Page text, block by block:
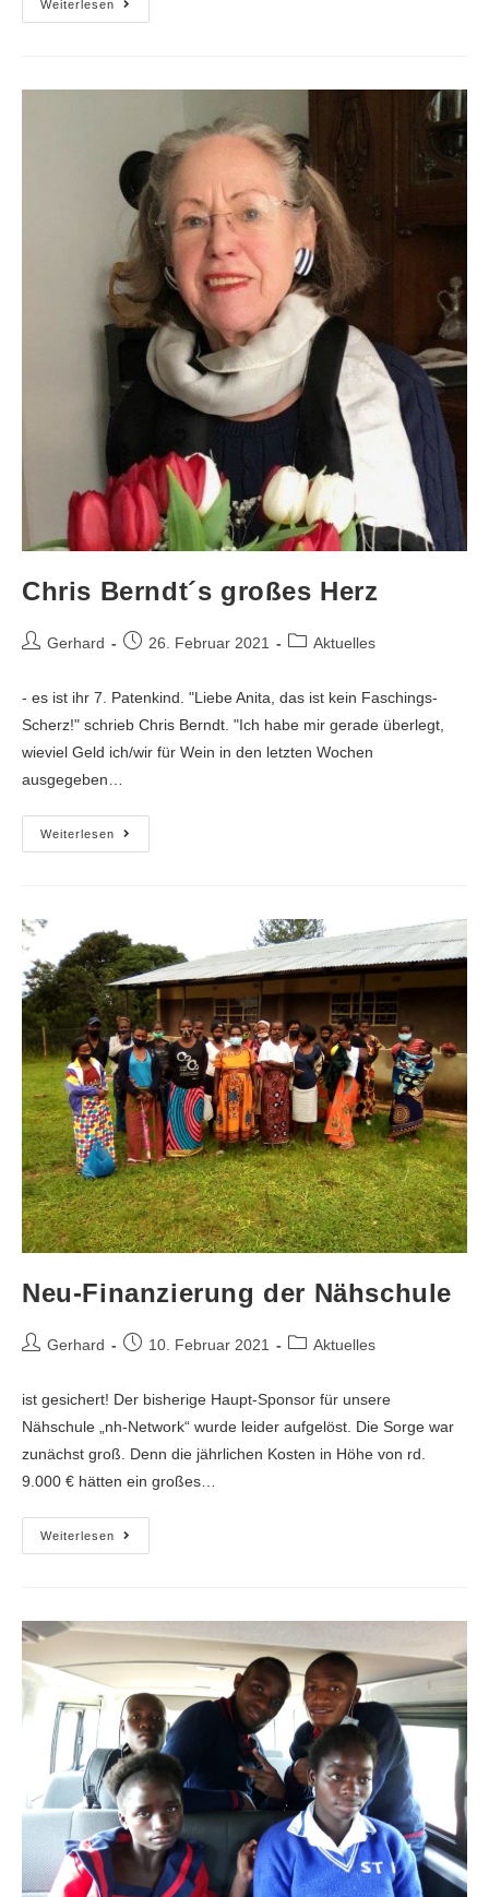
Weiterlesen
Chris Berndt´s großes Herz
Gerhard 26. Februar 2021 Aktuelles
- es ist ihr 7. Patenkind. "Liebe Anita, das ist kein Faschings-
Scherz!" schrieb Chris Berndt. "Ich habe mir gerade überlegt,
wieviel Geld ich/wir für Wein in den letzten Wochen
ausgegeben…
Weiterlesen
Neu-Finanzierung der Nähschule
Gerhard 10. Februar 2021 Aktuelles
ist gesichert! Der bisherige Haupt-Sponsor für unsere
Nähschule „nh-Network“ wurde leider aufgelöst. Die Sorge war
zunächst groß. Denn die jährlichen Kosten in Höhe von rd.
9.000 € hätten ein großes…
Weiterlesen